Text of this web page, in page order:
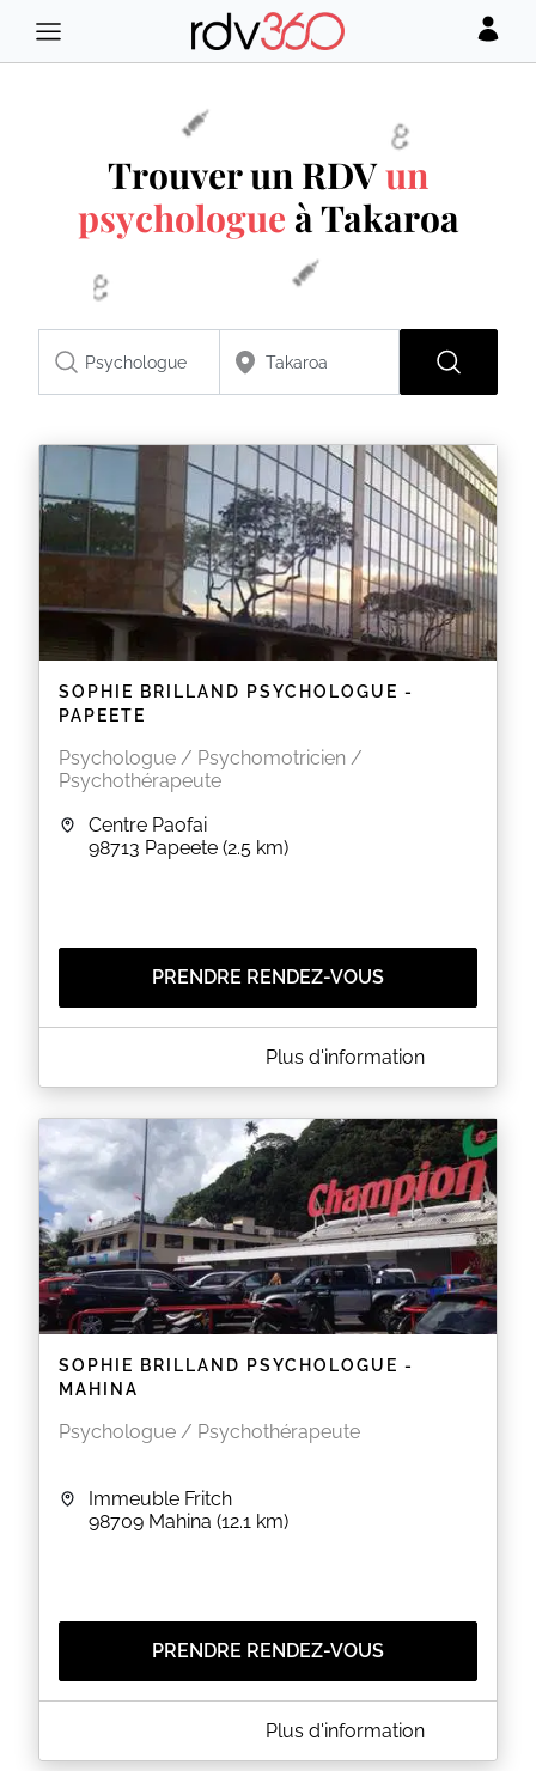
Trouver un RDVun
psychologue à Takaroa
SOPHIE BRILLAND PSYCHOLOGUE -
PAPEETE
Psychologue / Psychomotricien /
Psychothérapeute
Centre Paofai
98713 Papeete (2.5 km)
PRENDRE RENDEZ-VOUS
A PROPOS DE SOPHIE BRILLAND PSYCHOLOGUE -
Paofaiavec:
- BRILLAND Sophie, Psychologue Clinicienne
Secretariat : (+689) 87 34 30 17 ou
secretariat.psychologue@gmail.com
Pour prendre rendez-vous au cabinet deMahina,
veuillez cliquer sur le lien ci-dessous:
https://www.rdv360.com/sophie-brilland
EN SAVOIR PLUS
Plus d'information
SOPHIE BRILLAND PSYCHOLOGUE -
MAHINA
Psychologue / Psychothérapeute
Immeuble Fritch
98709 Mahina (12.1 km)
PRENDRE RENDEZ-VOUS
A PROPOS DE SOPHIE BRILLAND PSYCHOLOGUE -
Plus d'information